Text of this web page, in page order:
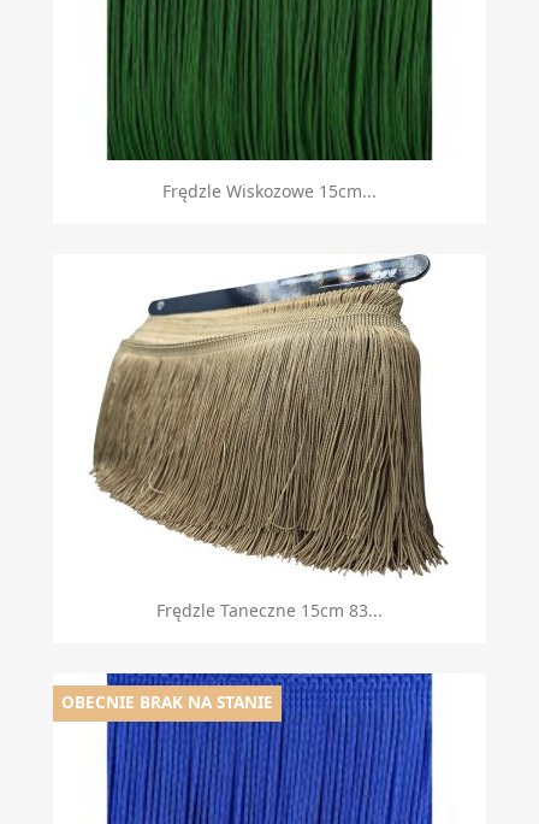
Frędzle Wiskozowe 15cm...
Frędzle Taneczne 15cm 83...
OBECNIE BRAK NA STANIE